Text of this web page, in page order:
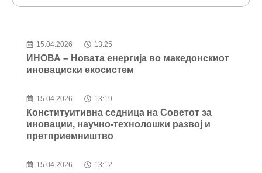
15.04.2026 13:25
ИНОВА – Новата енергија во македонскиот
иновациски екосистем
15.04.2026 13:19
Конституитивна седница на Советот за
иновации, научно-технолошки развој и
претприемништво
15.04.2026 13:12